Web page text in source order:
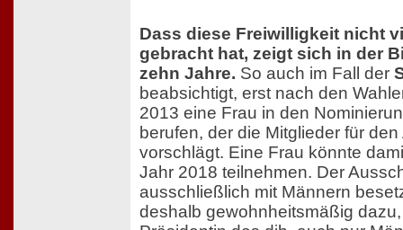
Dass diese Freiwilligkeit nicht
gebracht hat, zeigt sich in der
zehn Jahre. So auch im Fall der
beabsichtigt, erst nach den
2013 eine Frau in den
berufen, der die Mitglieder für
vorschlägt. Eine Frau könnte
Jahr 2018 teilnehmen. Der
ausschließlich mit Männern
deshalb gewohnheitsmäßig